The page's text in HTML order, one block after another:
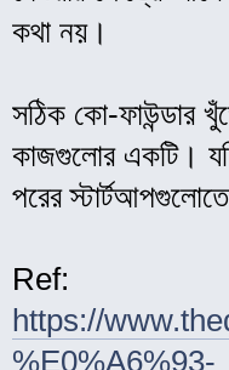
কথা নয়।
সঠিক কো-ফাউন্ডার
কাজগুলোর একটি।
পরের
Ref:
https://
%E0%A6%93-